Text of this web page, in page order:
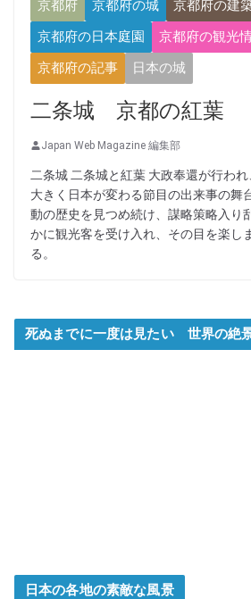
京都府 京都府の城 京都府の建
京都府の日本庭園
京都府の観光
京都府の記事
日本の城
二条城 京都の紅葉
Japan Web Magazine 編集部
二条城 二条城と紅葉 大政奉還が行わ
大きく日本が変わる節目の出来事の舞
動の歴史を見つめ続け、謀略策略入り
かに観光客を受け入れ、その目を楽し
る。
死ぬまでに一度は見たい 世界の絶
日本の各地の素敵な風景